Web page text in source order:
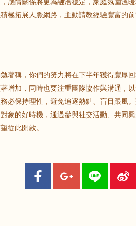
極拓展人脈網路，主動請教經驗豐富的
著稱，你們的努力將在下半年獲得豐厚
增加，同時也要注重團隊協作與溝通，
必保持理性，避免追逐熱點、盲目跟風
象的好時機，通過參與社交活動、共同
從此開啟。